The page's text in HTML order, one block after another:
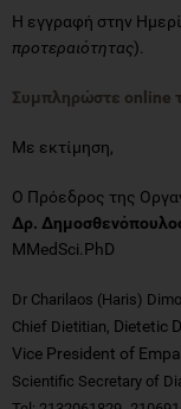
Η εγγραφή στην
προτεραιότητας).
Συμπληρώστε online
Με εκτίμηση,
Ο Πρόεδρος της
Δρ.
MMedSci.PhD
Dr Charilaos (Haris)
Chief Dietitian, Dietetic
Vice President of
Scientific Secretary of